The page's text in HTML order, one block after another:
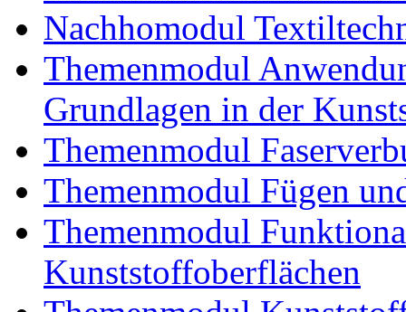
Nachhomodul
Themenmodul
Grundlagen in der
Themenmodul
Themenmodul Fügen
Themenmodul
Kunststoffoberflächen